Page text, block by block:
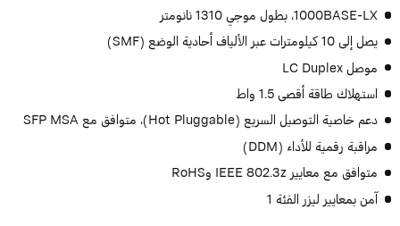
1000BASE-LX، بطول موجي 1310 نانومتر
يصل إلى 10 كيلومترات عبر الألياف أحادية الوضع (SMF)
موصل LC Duplex
استهلاك طاقة أقصى 1.5 واط
دعم خاصية التوصيل السريع (Hot Pluggable)، متوافق مع SFP MSA
مراقبة رقمية للأداء (DDM)
متوافق مع معايير IEEE 802.3z وRoHS
آمن بمعايير ليزر الفئة 1